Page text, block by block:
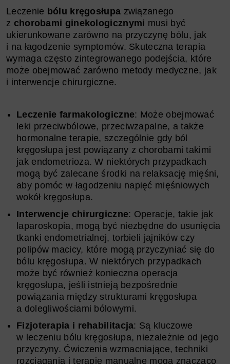
Leczenie bólu kręgosłupa związanego
z chorobami ginekologicznymi musi być
ukierunkowane zarówno na przyczynę bólu, jak
i na łagodzenie symptomów. Skuteczna terapia
wymaga często zintegrowanego podejścia, które
może obejmować zarówno metody medyczne, jak
i interwencje chirurgiczne.
Leczenie farmakologiczne: Może obejmować
leki przeciwbólowe, przeciwzapalne, a także
hormonalne terapie, szczególnie gdy ból
kręgosłupa jest powiązany z chorobami takimi
jak endometrioza. W niektórych przypadkach
mogą być zalecane środki na relaksację mięśni,
aby pomóc w łagodzeniu napięć mięśniowych
wokół kręgosłupa.
Interwencje chirurgiczne: Operacje, takie jak
laparoskopia, mogą być niezbędne do usunięcia
tkanki endometrialnej, torbieli jajników czy
polipów macicy, które mogą przyczyniać się do
bólu kręgosłupa. W niektórych przypadkach
może być również konieczna operacja
kręgosłupa, jeśli istnieją bezpośrednie
powiązania między strukturami kręgosłupa
a dolegliwościami bólowymi.
Fizjoterapia i rehabilitacja: Są kluczowe
w leczeniu bólu kręgosłupa, niezależnie od jego
przyczyny. Ćwiczenia wzmacniające, techniki
rozciągania i terapie manualne mogą znacząco